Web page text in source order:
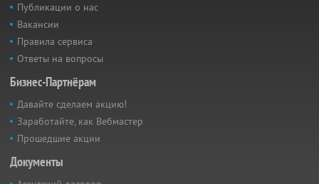
Публикации о нас
Вакансии
Правила сервиса
Ответы на вопросы
Бизнес-Партнёрам
Давайте сделаем акцию!
Заработайте, как Вебмастер
Прошедшие акции
Документы